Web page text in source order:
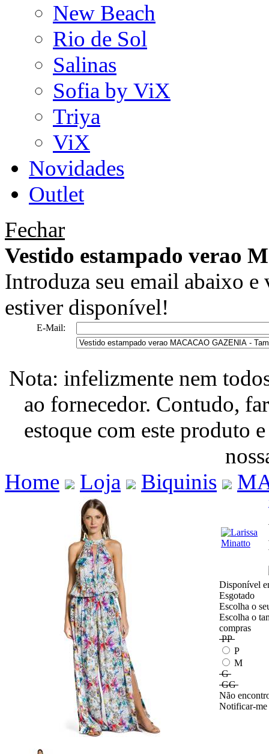
New Beach
Rio de Sol
Salinas
Sofia by ViX
Triya
ViX
Novidades
Outlet
Fechar
Vestido estampado verao
Introduza seu email abaixo
estiver disponível!
E-Mail:
Nota: infelizmente nem
ao fornecedor. Contudo,
estoque com este produto
Home
Loja Biquinis
Disponível
Esgotado
Escolha o
Escolha o
compras
PP
P
M
G
GG
Não
Notificar-me